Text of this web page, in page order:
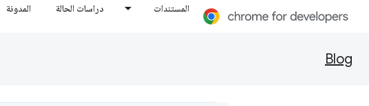
المستندات دراسات الحالة المدونة
Blog